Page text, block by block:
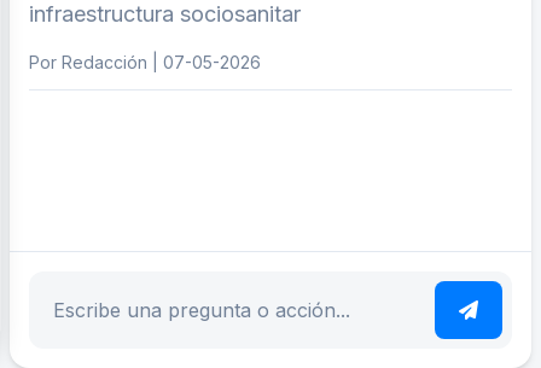
infraestructura sociosanitar
Por Redacción | 07-05-2026
Escribe tu pregunta